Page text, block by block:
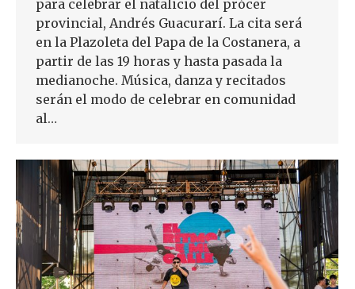
para celebrar el natalicio del prócer
provincial, Andrés Guacurarí. La cita será
en la Plazoleta del Papa de la Costanera, a
partir de las 19 horas y hasta pasada la
medianoche. Música, danza y recitados
serán el modo de celebrar en comunidad
al…